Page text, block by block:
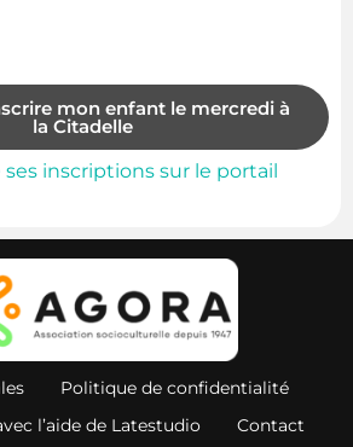
mon enfant le mercredi à
la Citadelle
inscriptions sur le portail
Politique de confidentialité
l’aide de Latestudio
Contact